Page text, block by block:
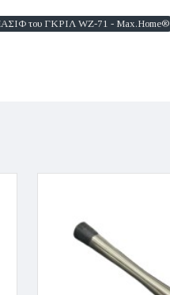
του ΓΚΡΙΛ WZ-71 - Max.Home®